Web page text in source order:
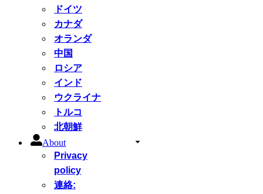
ドイツ
カナダ
オランダ
中国
ロシア
インド
ウクライナ
トルコ
北朝鮮
About
Privacy
policy
連絡: